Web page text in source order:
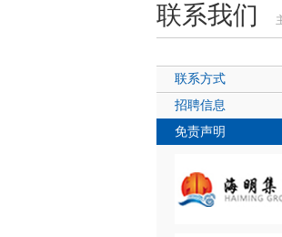
联系我们
联系方式
招聘信息
免责声明